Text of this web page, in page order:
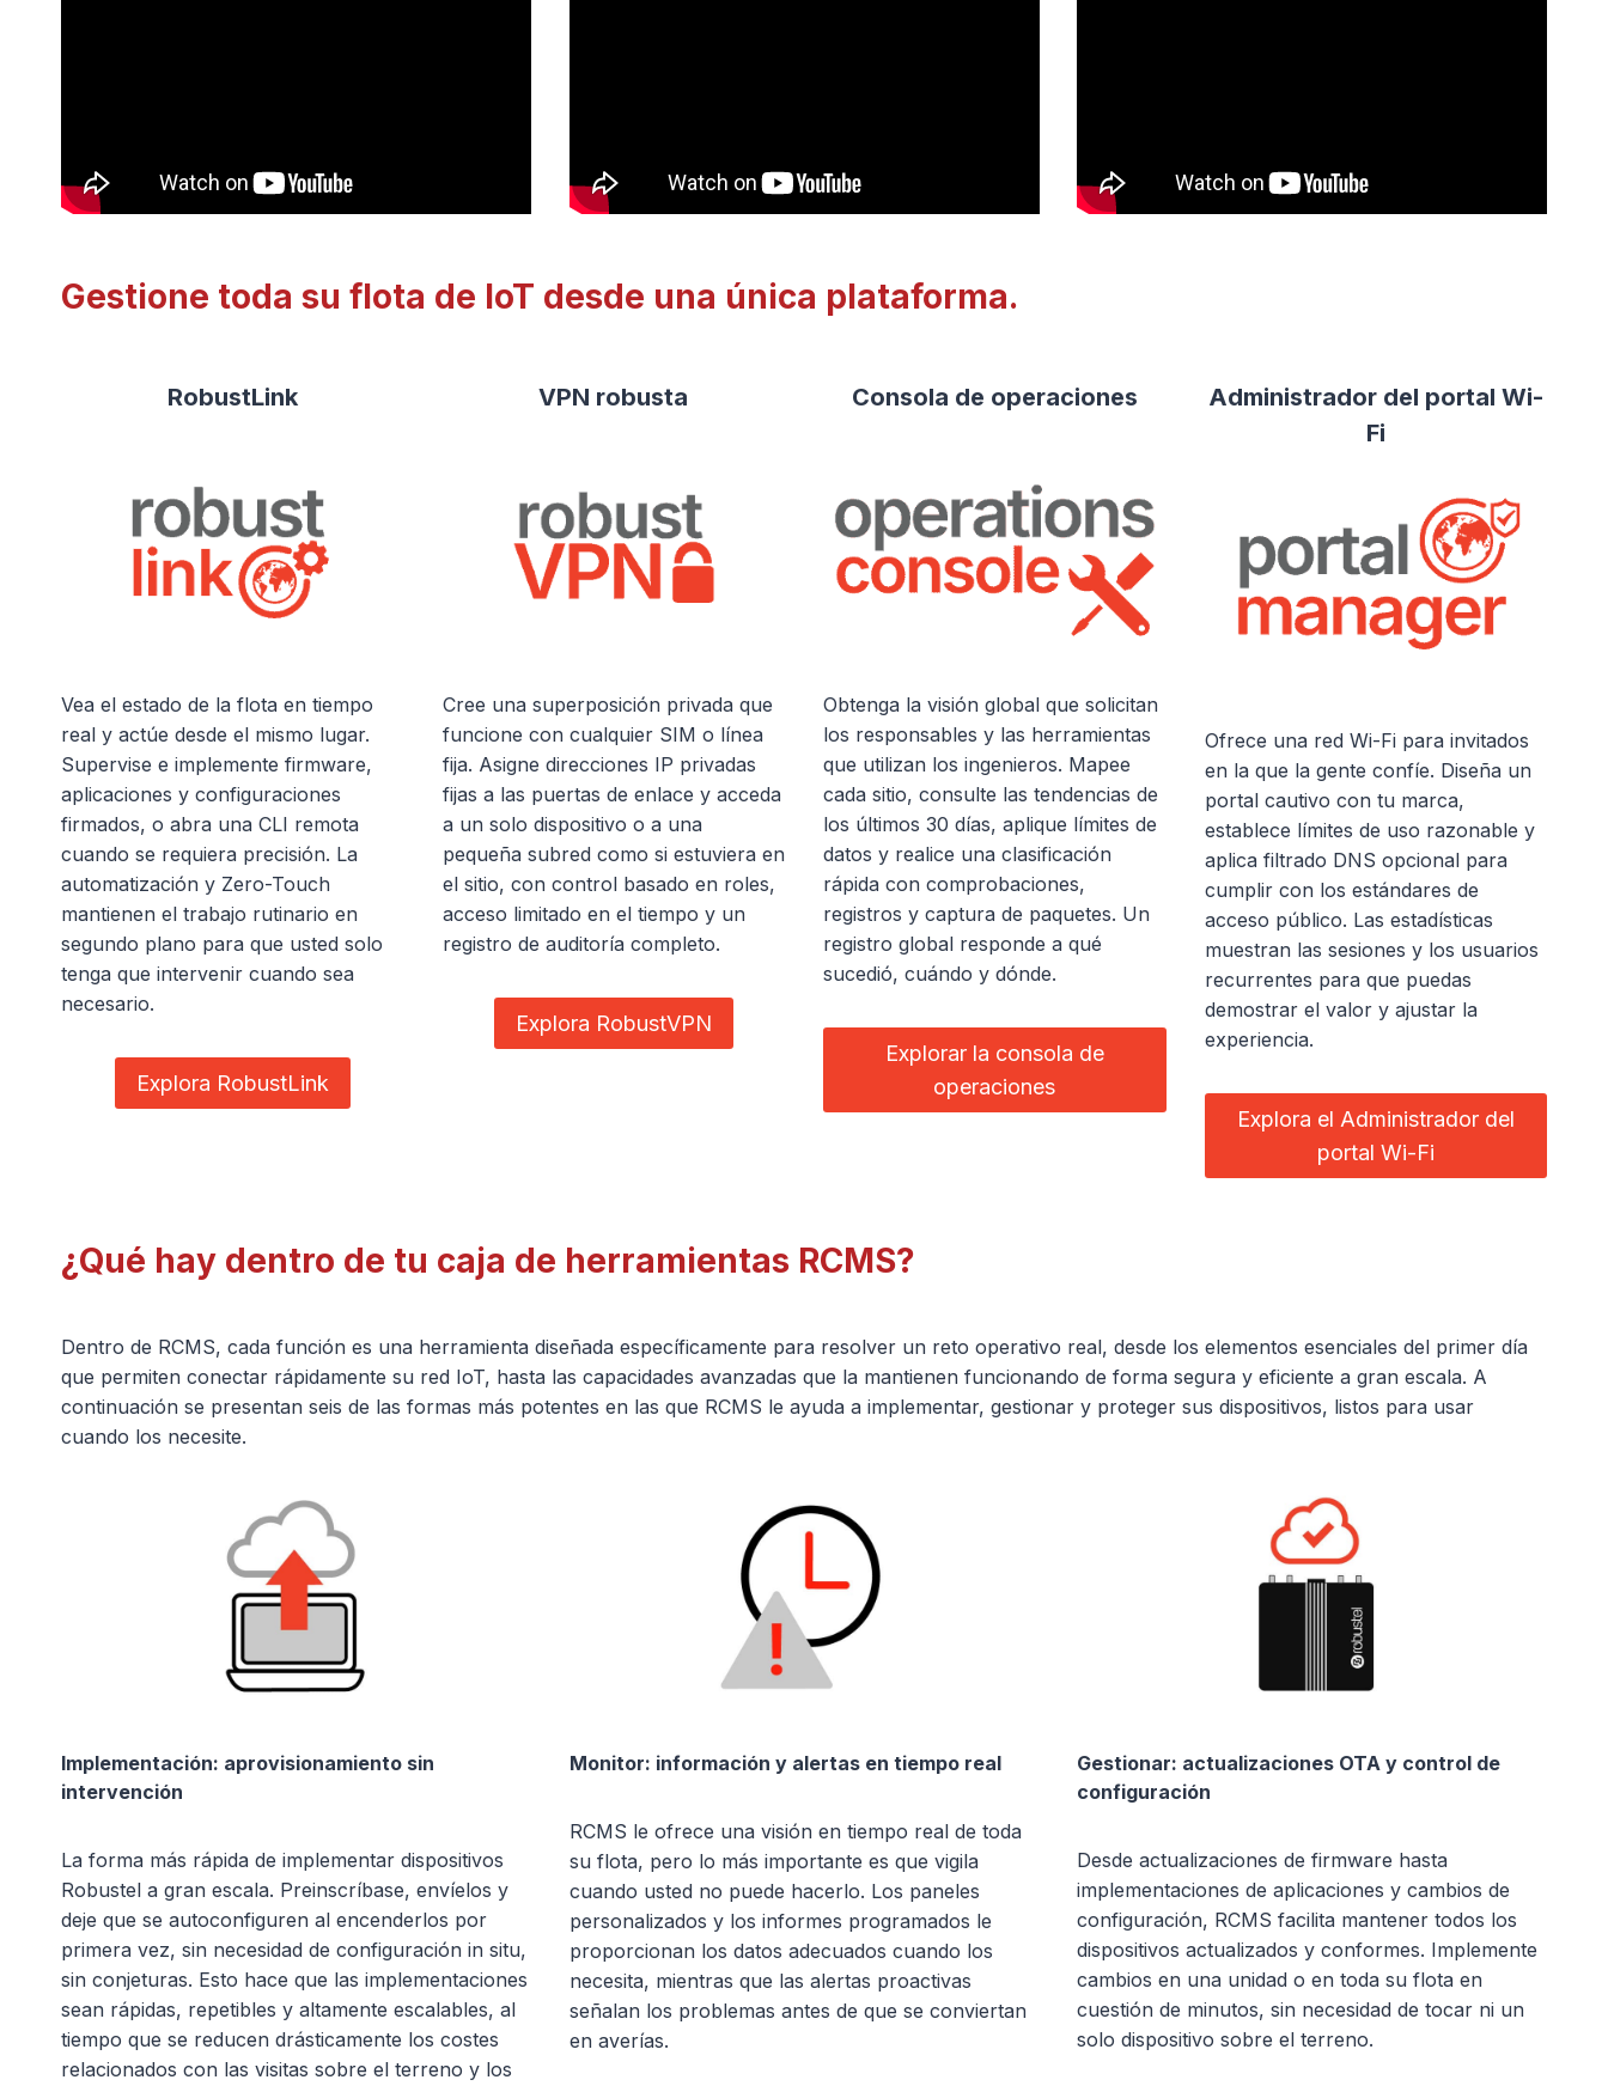
Gestione toda su flota de IoT desde una única plataforma.
RobustLink
Vea el estado de la flota en tiempo
real y actúe desde el mismo lugar.
Supervise e implemente firmware,
aplicaciones y configuraciones
firmados, o abra una CLI remota
cuando se requiera precisión. La
automatización y Zero-Touch
mantienen el trabajo rutinario en
segundo plano para que usted solo
tenga que intervenir cuando sea
necesario.
Explora RobustLink
VPN robusta
Cree una superposición privada que
funcione con cualquier SIM o línea
fija. Asigne direcciones IP privadas
fijas a las puertas de enlace y acceda
a un solo dispositivo o a una
pequeña subred como si estuviera en
el sitio, con control basado en roles,
acceso limitado en el tiempo y un
registro de auditoría completo.
Explora RobustVPN
Consola de operaciones
Obtenga la visión global que solicitan
los responsables y las herramientas
que utilizan los ingenieros. Mapee
cada sitio, consulte las tendencias de
los últimos 30 días, aplique límites de
datos y realice una clasificación
rápida con comprobaciones,
registros y captura de paquetes. Un
registro global responde a qué
sucedió, cuándo y dónde.
Explorar la consola de
operaciones
Administrador del portal Wi-
Fi
Ofrece una red Wi-Fi para invitados
en la que la gente confíe. Diseña un
portal cautivo con tu marca,
establece límites de uso razonable y
aplica filtrado DNS opcional para
cumplir con los estándares de
acceso público. Las estadísticas
muestran las sesiones y los usuarios
recurrentes para que puedas
demostrar el valor y ajustar la
experiencia.
Explora el Administrador del
portal Wi-Fi
¿Qué hay dentro de tu caja de herramientas RCMS?
Dentro de RCMS, cada función es una herramienta diseñada específicamente para resolver un reto operativo real, desde los elementos esenciales del primer día
que permiten conectar rápidamente su red IoT, hasta las capacidades avanzadas que la mantienen funcionando de forma segura y eficiente a gran escala. A
continuación se presentan seis de las formas más potentes en las que RCMS le ayuda a implementar, gestionar y proteger sus dispositivos, listos para usar
cuando los necesite.
Implementación: aprovisionamiento sin
intervención
La forma más rápida de implementar dispositivos
Robustel a gran escala. Preinscríbase, envíelos y
deje que se autoconfiguren al encenderlos por
primera vez, sin necesidad de configuración in situ,
sin conjeturas. Esto hace que las implementaciones
sean rápidas, repetibles y altamente escalables, al
tiempo que se reducen drásticamente los costes
relacionados con las visitas sobre el terreno y los
Monitor: información y alertas en tiempo real
RCMS le ofrece una visión en tiempo real de toda
su flota, pero lo más importante es que vigila
cuando usted no puede hacerlo. Los paneles
personalizados y los informes programados le
proporcionan los datos adecuados cuando los
necesita, mientras que las alertas proactivas
señalan los problemas antes de que se conviertan
en averías.
Gestionar: actualizaciones OTA y control de
configuración
Desde actualizaciones de firmware hasta
implementaciones de aplicaciones y cambios de
configuración, RCMS facilita mantener todos los
dispositivos actualizados y conformes. Implemente
cambios en una unidad o en toda su flota en
cuestión de minutos, sin necesidad de tocar ni un
solo dispositivo sobre el terreno.